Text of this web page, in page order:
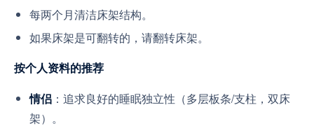
每两个月清洁床架结构。
如果床架是可翻转的，请翻转床架。
按个人资料的推荐
情侣 ：追求良好的睡眠独立性（多层板条/支柱，双床
架）。